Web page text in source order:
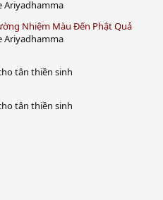
Ariyadhamma
Nhiệm Màu Đến Phật Quả
Ariyadhamma
tân thiền sinh
tân thiền sinh